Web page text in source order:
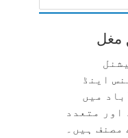
مغل
اینڈ
میں
اور متعدد
ہیں۔